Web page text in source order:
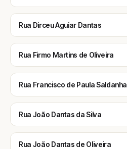
Rua Dirceu Aguiar Dantas
Rua Firmo Martins de Oliveira
Rua Francisco de Paula Saldanha
Rua João Dantas da Silva
Rua João Dantas de Oliveira